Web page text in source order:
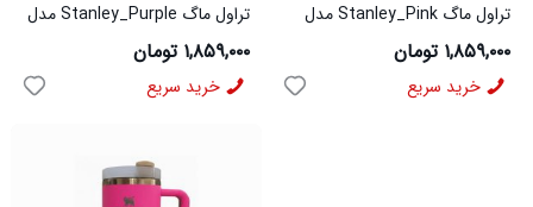
تراول ماگ Stanley_Purple مدل
3780
۱,۸۵۹,۰۰۰ تومان
خرید سریع
تراول ماگ Stanley_Pink مدل
3779
۱,۸۵۹,۰۰۰ تومان
خرید سریع